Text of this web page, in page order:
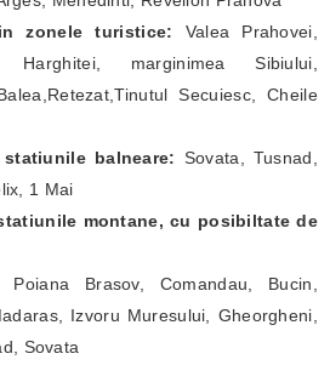
zonele turistice: Valea Prahovei,
Harghitei, marginimea Sibiului,
Secuiesc, Cheile
balneare: Sovata, Tusnad,
1 Mai
montane, cu posibiltate de
Brasov, Comandau, Bucin,
Izvoru Muresului, Gheorgheni,
Sovata